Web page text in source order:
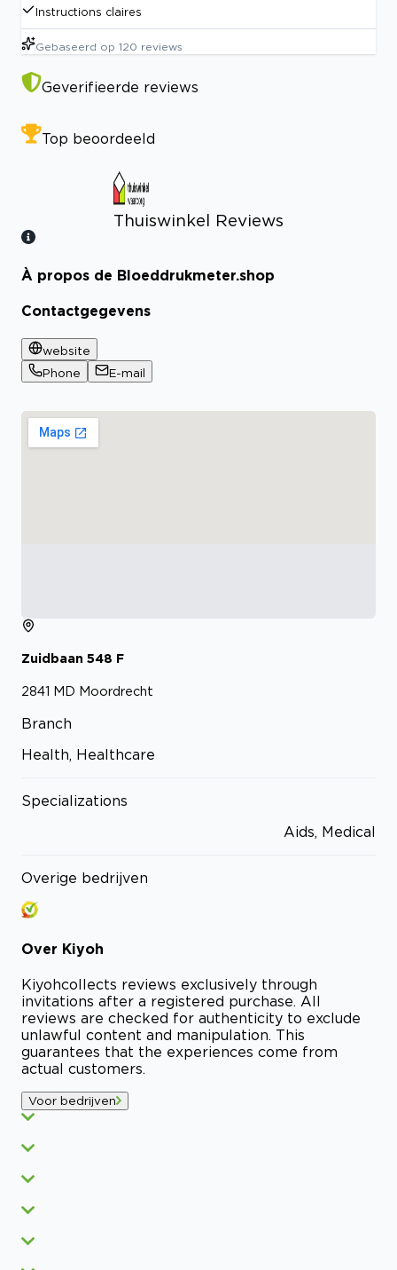
Instructions claires
Gebaseerd op 120 reviews
Geverifieerde reviews
Top beoordeeld
Thuiswinkel Reviews
Bekijk certificaat
À propos de Bloeddrukmeter.shop
Contactgegevens
website
Phone
E-mail
Zuidbaan 548 F
2841 MD Moordrecht
Branch
Health, Healthcare
Specializations
Aids, Medical
Overige bedrijven
Over Kiyoh
Kiyohcollects reviews exclusively through
invitations after a registered purchase. All
reviews are checked for authenticity to exclude
unlawful content and manipulation. This
guarantees that the experiences come from
actual customers.
Voor bedrijven